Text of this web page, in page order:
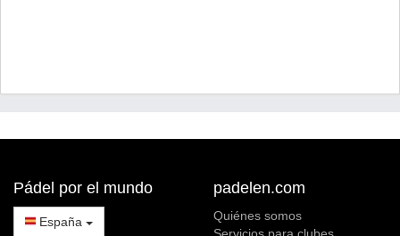
Pádel por el mundo
España
padelen.com
Quiénes somos